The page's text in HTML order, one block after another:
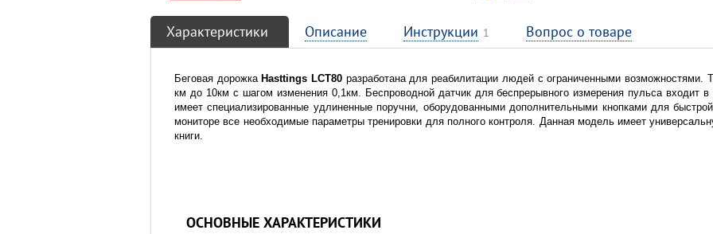
Характеристики Описание Инструкции 1 Вопрос о товаре
Беговая дорожка Hasttings LCT80 разработана для реабилитации людей с ограниченными возможностями.
км до 10км с шагом изменения 0,1км. Беспроводной датчик для беспрерывного измерения пульса входит в
имеет специализированные удлиненные поручни, оборудованными дополнительными кнопками для
мониторе все необходимые параметры тренировки для полного контроля. Данная модель имеет
книги.
ОСНОВНЫЕ ХАРАКТЕРИСТИКИ